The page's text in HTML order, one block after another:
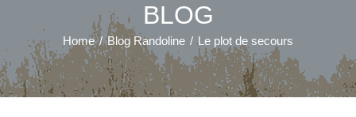
BLOG
Home / Blog Randoline / Le plot de secours